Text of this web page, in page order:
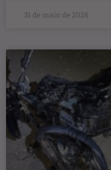
31 de maio de 2026